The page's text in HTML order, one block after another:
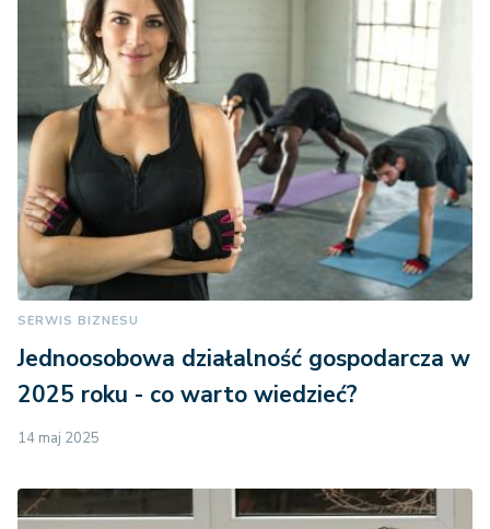
SERWIS BIZNESU
Jednoosobowa działalność gospodarcza w
2025 roku - co warto wiedzieć?
14 maj 2025